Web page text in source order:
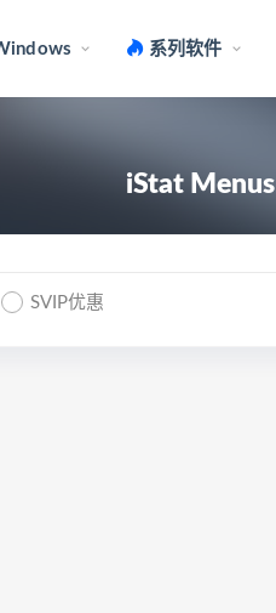
系列软件
iStat Menus
SVIP优惠